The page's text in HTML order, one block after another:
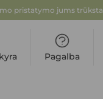
pristatymo jums trūksta
Pagalba